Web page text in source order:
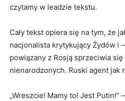
czytamy w leadzie tekstu.
Cały tekst opiera się na tym, że
nacjonalista krytykujący Żydów i
powiązany z Rosją sprzeciwia
nienarodzonych. Ruski agent jak
„Wreszcie! Mamy to! Jest Putin!”